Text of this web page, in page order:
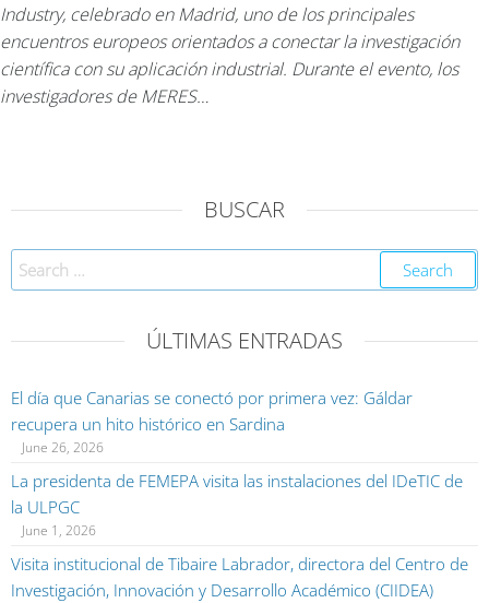
Industry, celebrado en Madrid, uno de los principales
encuentros europeos orientados a conectar la investigación
científica con su aplicación industrial. Durante el evento, los
investigadores de MERES…
BUSCAR
ÚLTIMAS ENTRADAS
El día que Canarias se conectó por primera vez: Gáldar
recupera un hito histórico en Sardina
June 26, 2026
La presidenta de FEMEPA visita las instalaciones del IDeTIC de
la ULPGC
June 1, 2026
Visita institucional de Tibaire Labrador, directora del Centro de
Investigación, Innovación y Desarrollo Académico (CIIDEA)